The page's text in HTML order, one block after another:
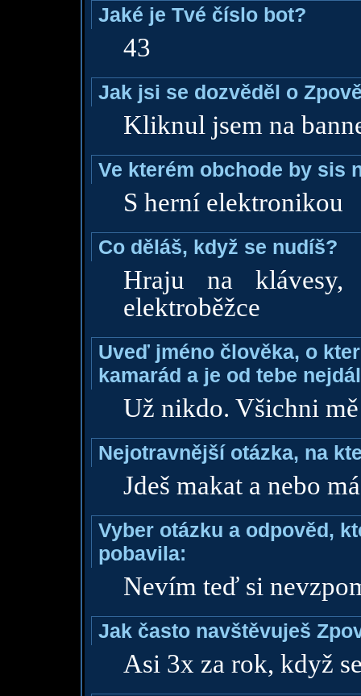
Jaké je Tvé číslo bot?
43
Jak jsi se dozvěděl o
Kliknul jsem na
Ve kterém obchode by sis
S herní elektronikou
Co děláš, když se nudíš?
Hraju na
elektroběžce
Uveď jméno člověka, o
kamarád a je od tebe
Už nikdo. Všichni
Nejotravnější otázka, na
Jdeš makat a nebo
Vyber otázku a odpověd,
pobavila:
Nevím teď si
Jak často navštěvuješ
Asi 3x za rok, když